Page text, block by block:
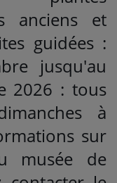
anciens et
guidées :
jusqu'au
2026 : tous
à
sur
musée de